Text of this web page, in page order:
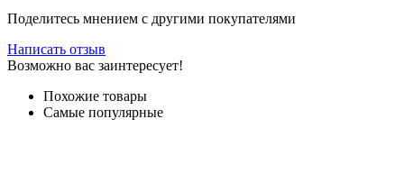
Поделитесь мнением с другими покупателями
Написать отзыв
Возможно вас заинтересует!
Похожие товары
Самые популярные